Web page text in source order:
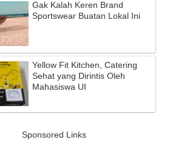
Gak Kalah Keren Brand
Sportswear Buatan Lokal Ini
Yellow Fit Kitchen, Catering
Sehat yang Dirintis Oleh
Mahasiswa UI
Sponsored Links